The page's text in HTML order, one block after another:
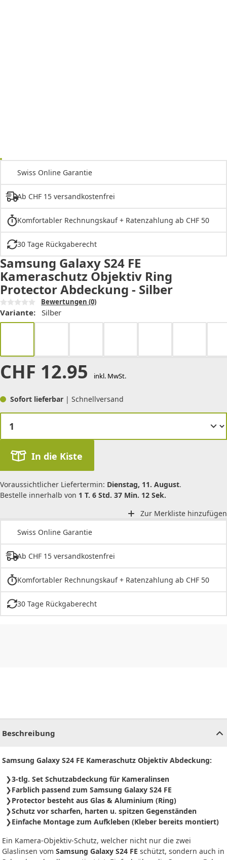
Swiss Online Garantie
Ab CHF 15 versandkostenfrei
Komfortabler Rechnungskauf + Ratenzahlung ab CHF 50
30 Tage Rückgaberecht
Samsung Galaxy S24 FE
Kameraschutz Objektiv Ring
Protector Abdeckung - Silber
Bewertungen (0)
Variante: Silber
CHF 12.95 inkl. MwSt.
Sofort lieferbar | Schnellversand
In die Kiste
Voraussichtlicher Liefertermin: Dienstag, 11. August.
Bestelle innerhalb von 1 T. 6 Std. 37 Min. 12 Sek.
Zur Merkliste hinzufügen
Swiss Online Garantie
Ab CHF 15 versandkostenfrei
Komfortabler Rechnungskauf + Ratenzahlung ab CHF 50
30 Tage Rückgaberecht
Beschreibung
Samsung Galaxy S24 FE Kameraschutz Objektiv Abdeckung:
3-tlg. Set Schutzabdeckung für Kameralinsen
Farblich passend zum Samsung Galaxy S24 FE
Protector besteht aus Glas & Aluminium (Ring)
Schutz vor scharfen, harten u. spitzen Gegenständen
Einfache Montage zum Aufkleben (Kleber bereits montiert)
Ein Kamera-Objektiv-Schutz, welcher nicht nur die zwei
Glaslinsen vom Samsung Galaxy S24 FE schützt, sondern auch in